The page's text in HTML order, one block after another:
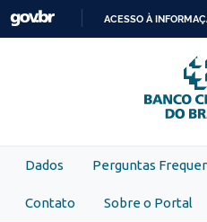
Skip to main content
O
ACESSO À
Dados Perguntas
Contato Sobre o Portal